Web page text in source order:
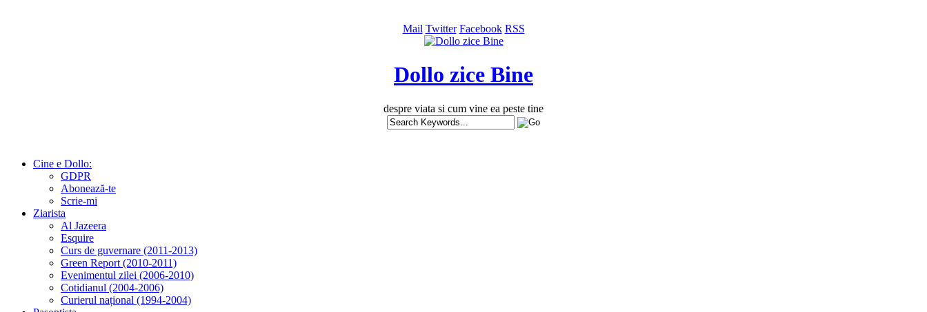
Mail Twitter Facebook RSS
Dollo zice Bine
despre viata si cum vine ea peste tine
Cine e Dollo:
GDPR
Abonează-te
Scrie-mi
Ziarista
Al Jazeera
Esquire
Curs de guvernare (2011-2013)
Green Report (2010-2011)
Evenimentul zilei (2006-2010)
Cotidianul (2004-2006)
Curierul național (1994-2004)